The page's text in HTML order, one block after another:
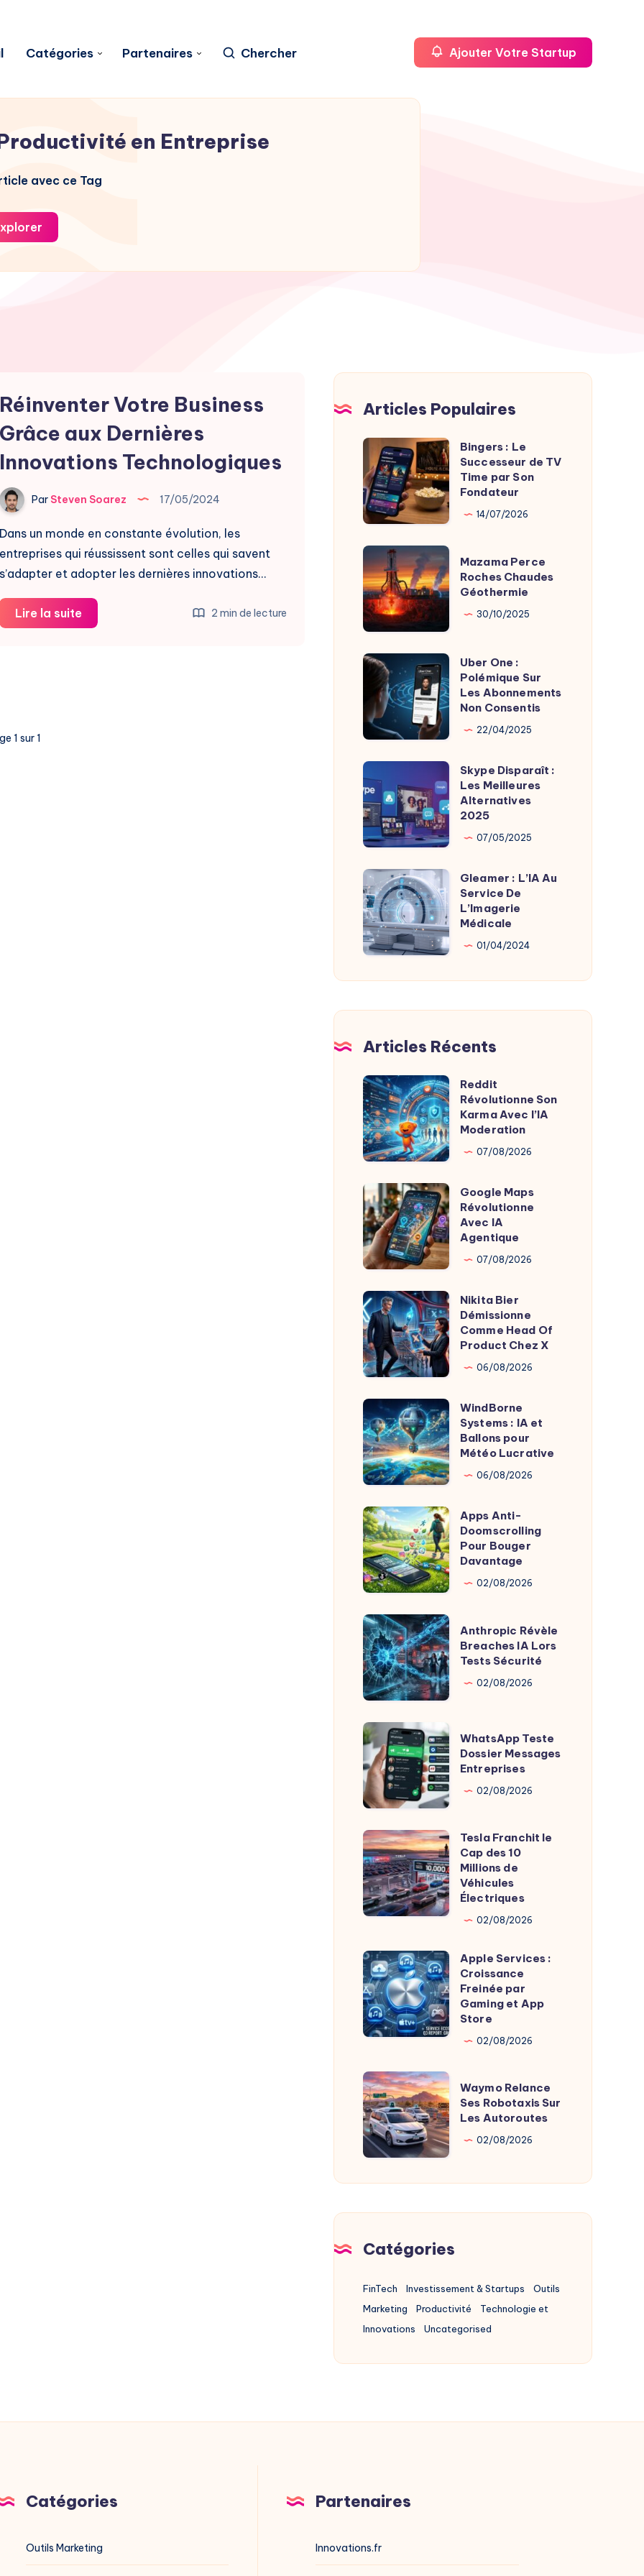
Catégories Partenaires Chercher Ajouter Votre Startup
en Entreprise
avec ce Tag
Réinventer Votre Business
Grâce aux Dernières
Innovations Technologiques
Par Steven Soarez 17/05/2024
Dans un monde en constante évolution, les
entreprises qui réussissent sont celles qui savent
s’adapter et adopter les dernières innovations…
Lire la suiteRéinventer
Votre
2 min de lecture
1 sur 1
Articles Populaires
Bingers
Le
Successeur
de
TV
Time
par
Son
Fondateur
Bingers : Le
Successeur de TV
Time par Son
Fondateur
14/07/2026
Mazama
Perce
Roches
Chaudes
Géothermie
Mazama Perce
Roches Chaudes
Géothermie
30/10/2025
Uber
One
Polémique
Sur
Les
Abonnements
Non
Consentis
Uber One :
Polémique Sur
Les Abonnements
Non Consentis
22/04/2025
Skype
Disparaît
:
Les
Meilleures
Alternatives
2025
Skype Disparaît :
Les Meilleures
Alternatives
2025
07/05/2025
Gleamer
:
L’IA
Au
Service
De
Gleamer : L’IA Au
Service De
L’Imagerie
Médicale
01/04/2024
Articles Récents
Reddit
Révolutionne
Son
Karma
Avec
l’IA
Moderation
Reddit
Révolutionne Son
Karma Avec l’IA
Moderation
07/08/2026
Google
Maps
Révolutionne
Avec
IA
Agentique
Google Maps
Révolutionne
Avec IA
Agentique
07/08/2026
Nikita
Bier
Démissionne
Comme
Head
Of
Product
Chez
X
Nikita Bier
Démissionne
Comme Head Of
Product Chez X
06/08/2026
WindBorne
Systems
:
IA
et
Ballons
pour
Météo
Lucrative
WindBorne
Systems : IA et
Ballons pour
Météo Lucrative
06/08/2026
Apps
Anti-
Doomscrolling
Pour
Bouger
Davantage
Apps Anti-
Doomscrolling
Pour Bouger
Davantage
02/08/2026
Anthropic
Révèle
Breaches
IA
Lors
Tests
Sécurité
Anthropic Révèle
Breaches IA Lors
Tests Sécurité
02/08/2026
WhatsApp
Teste
Dossier
Messages
Entreprises
WhatsApp Teste
Dossier Messages
Entreprises
02/08/2026
Tesla
Franchit
le
Cap
des
Millions
de
Véhicules
Électriques
Tesla Franchit le
Cap des 10
Millions de
Véhicules
Électriques
02/08/2026
Apple
Services
:
Croissance
Freinée
Gaming
et
App
Store
Apple Services :
Croissance
Freinée par
Gaming et App
Store
02/08/2026
Waymo
Relance
Ses
Robotaxis
Sur
Les
Waymo Relance
Ses Robotaxis Sur
Les Autoroutes
02/08/2026
Catégories
FinTech Investissement & Startups
Outils
Marketing
Productivité
Technologie et
Innovations
Uncategorised
Catégories
Outils Marketing
Partenaires
Innovations.fr